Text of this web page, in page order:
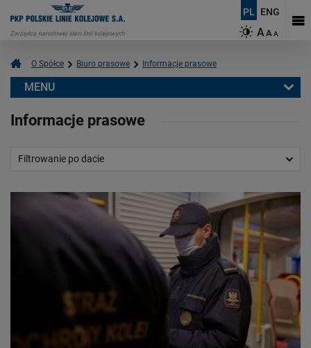
PL ENG
AAA
O Spółce Biuro prasowe Informacje prasowe
Informacje prasowe
Filtrowanie po dacie
MENU
Aktualności
Multimedia
O PKP Polskich Liniach Kolejowych S.A.
Czym się zajmujemy?
Władze Spółki
Struktura Spółki